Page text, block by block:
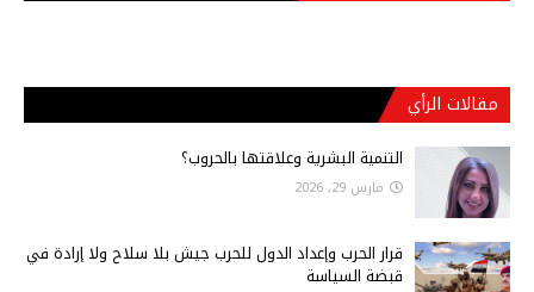
مقالات الرأي
التنمية البشرية وعلاقتها بالحروب؟
مارس 29, 2026
قرار الحرب وإعداد الدول للحرب جيش بلا سلاح ولا إرادة في
قبضة السياسة